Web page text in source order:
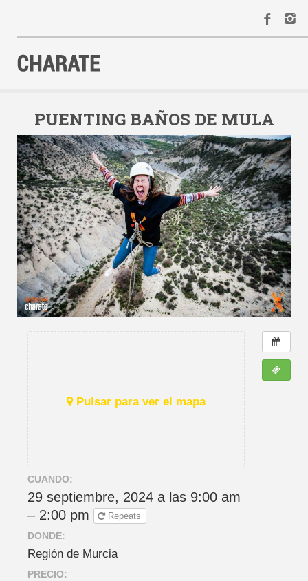
AGENDA
ACTIVIDADES
ALQUILER
EQUIPO
CONTACTO
PUENTING BAÑOS DE MULA
Pulsar para ver el mapa
CUANDO:
29 septiembre, 2024 a las 9:00 am
– 2:00 pm
Repeats
DONDE:
Región de Murcia
PRECIO: